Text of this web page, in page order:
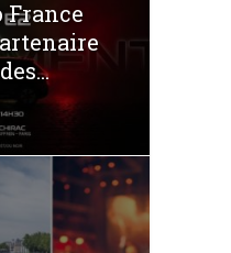
France